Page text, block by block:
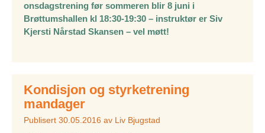
onsdagstrening før sommeren blir 8 juni i
Brøttumshallen kl 18:30-19:30 – instruktør er Siv
Kjersti Nårstad Skansen – vel møtt!
Kondisjon og styrketrening
mandager
Publisert 30.05.2016 av Liv Bjugstad